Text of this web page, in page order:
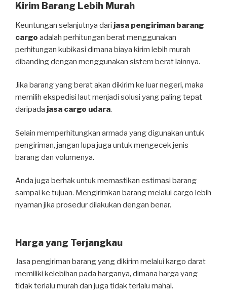
Kirim Barang Lebih Murah
Keuntungan selanjutnya dari jasa pengiriman barang
cargo adalah perhitungan berat menggunakan
perhitungan kubikasi dimana biaya kirim lebih murah
dibanding dengan menggunakan sistem berat lainnya.
Jika barang yang berat akan dikirim ke luar negeri, maka
memilih ekspedisi laut menjadi solusi yang paling tepat
daripada jasa cargo udara.
Selain memperhitungkan armada yang digunakan untuk
pengiriman, jangan lupa juga untuk mengecek jenis
barang dan volumenya.
Anda juga berhak untuk memastikan estimasi barang
sampai ke tujuan. Mengirimkan barang melalui cargo lebih
nyaman jika prosedur dilakukan dengan benar.
Harga yang Terjangkau
Jasa pengiriman barang yang dikirim melalui kargo darat
memiliki kelebihan pada harganya, dimana harga yang
tidak terlalu murah dan juga tidak terlalu mahal.